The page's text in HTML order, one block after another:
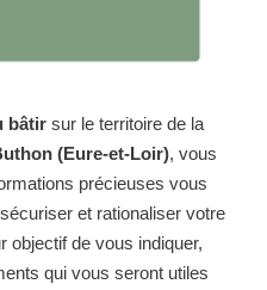
bâtir sur le territoire de la
(Eure-et-Loir), vous
précieuses vous
et rationaliser votre
objectif de vous indiquer,
qui vous seront utiles